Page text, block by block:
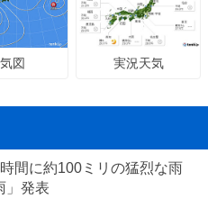
図 実況天気
時間に約100ミリの猛烈な雨
」発表